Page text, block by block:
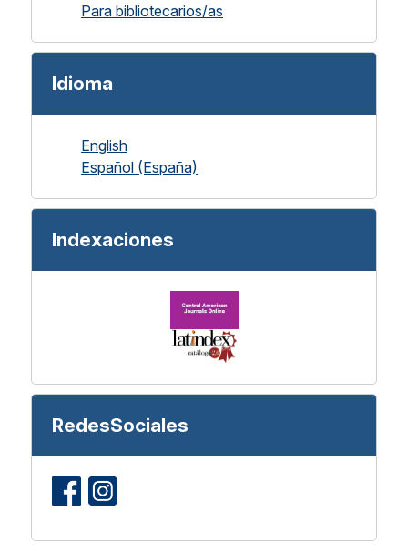
Para bibliotecarios/as
Idioma
English
Español (España)
Indexaciones
RedesSociales